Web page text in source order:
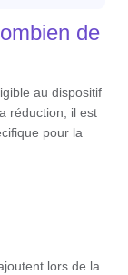
de
au dispositif
réduction, il est
pour la
lors de la